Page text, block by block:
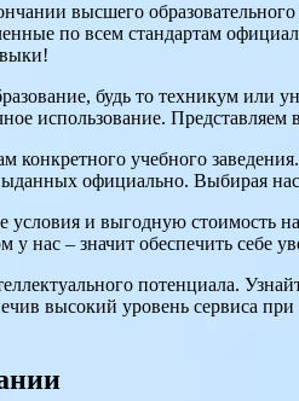
высшего образовательного
по всем стандартам
будь то техникум или
использование.
конкретного учебного
официально. Выбирая
и выгодную стоимость
нас – значит обеспечить себе
потенциала.
высокий уровень сервиса